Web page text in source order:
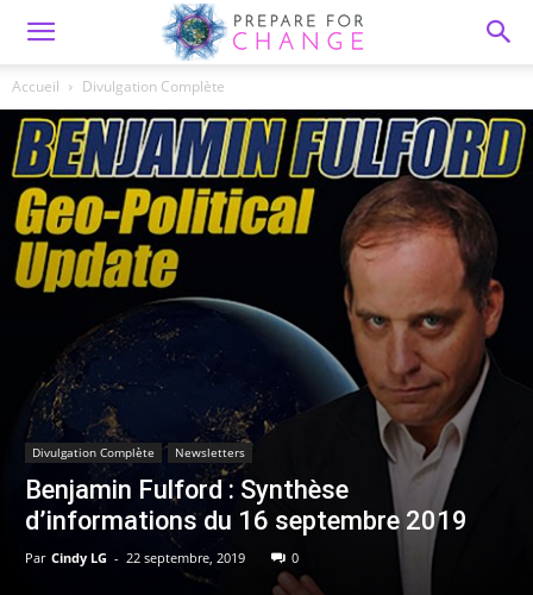
Accueil Divulgation Complète
Divulgation Complète Newsletters
Benjamin Fulford : Synthèse
d’informations du 16 septembre 2019
Par Cindy LG - 22 septembre, 2019 0